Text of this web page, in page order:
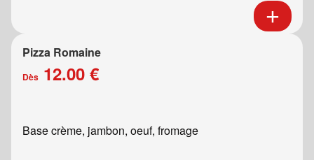
Pizza Romaine
Dès 12.00 €
Base crème, jambon, oeuf, fromage